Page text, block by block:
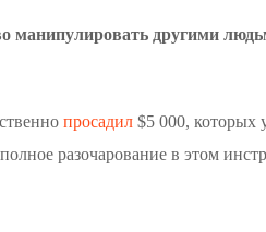
манипулировать другими
просадил $5 000, которых
разочарование в этом